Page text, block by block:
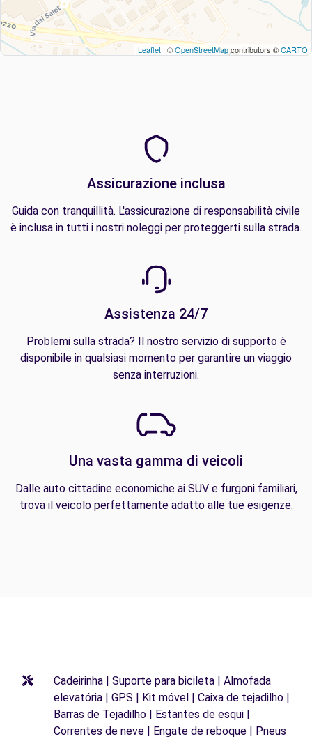
Leaflet | ©OpenStreetMapcontributors ©CARTO
Assicurazione inclusa
Guida con tranquillità. L'assicurazione di responsabilità civile
è inclusa in tutti i nostri noleggi per proteggerti sulla strada.
Assistenza 24/7
Problemi sulla strada? Il nostro servizio di supporto è
disponibile in qualsiasi momento per garantire un viaggio
senza interruzioni.
Una vasta gamma di veicoli
Dalle auto cittadine economiche ai SUV e furgoni familiari,
trova il veicolo perfettamente adatto alle tue esigenze.
Cadeirinha | Suporte para bicileta | Almofada
elevatória | GPS | Kit móvel | Caixa de tejadilho |
Barras de Tejadilho | Estantes de esqui |
Correntes de neve | Engate de reboque | Pneus